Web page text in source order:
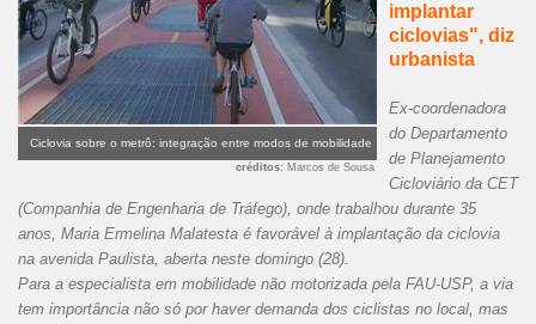
Ciclovia sobre o metrô: integração entre modos de mobilidade
créditos: Marcos de Sousa
implantar
ciclovias", diz
urbanista
Ex-coordenadora
do Departamento
de Planejamento
Cicloviário da CET
(Companhia de Engenharia de Tráfego), onde trabalhou durante 35
anos, Maria Ermelina Malatesta é favorável à implantação da ciclovia
na avenida Paulista, aberta neste domingo (28).
Para a especialista em mobilidade não motorizada pela FAU-USP, a via
tem importância não só por haver demanda dos ciclistas no local, mas